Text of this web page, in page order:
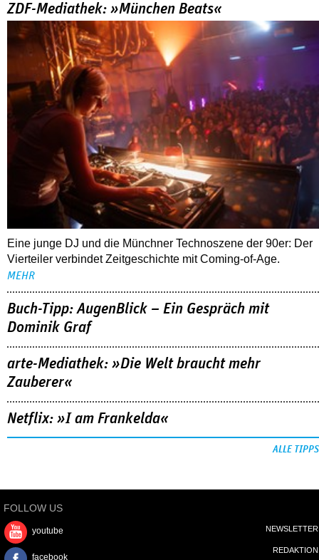
Christopher Nolan – Was bleibt, was nervt
ALLE THEMEN
TIPPS
07.08.2026
ZDF-Mediathek: »München Beats«
Eine junge DJ und die Münchner Technoszene der 90er: Der
Vierteiler verbindet Zeitgeschichte mit Coming-of-Age.
MEHR
Buch-Tipp: AugenBlick – Ein Gespräch mit
Dominik Graf
Zauberer«
Netflix: »I am Frankelda«